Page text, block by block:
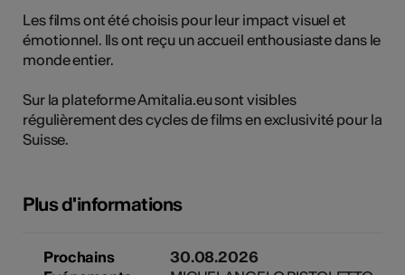
Les films ont été choisis pour leur impact visuel et
émotionnel. Ils ont reçu un accueil enthousiaste dans le
monde entier.
Sur la plateforme Amitalia.eu sont visibles
régulièrement des cycles de films en exclusivité pour la
Suisse.
Plus d'informations
Prochains
30.08.2026